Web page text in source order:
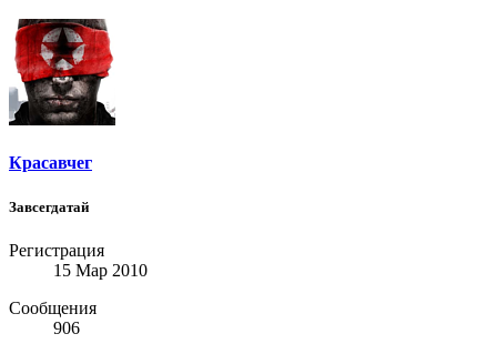
Красавчег
Завсегдатай
Регистрация
15 Мар 2010
Сообщения
906